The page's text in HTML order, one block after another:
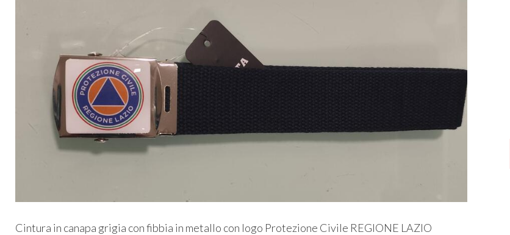
Cintura in canapa grigia con fibbia in metallo con logo Protezione Civile REGIONE LAZIO